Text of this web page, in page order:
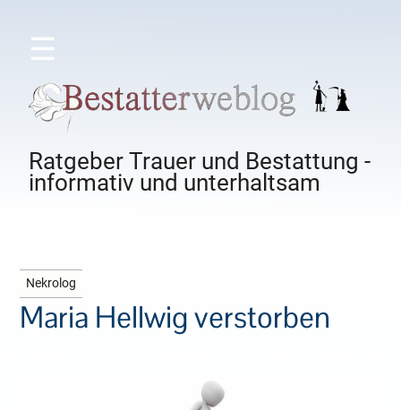
☰
Ratgeber Trauer und Bestattung -
informativ und unterhaltsam
Nekrolog
Maria Hellwig verstorben